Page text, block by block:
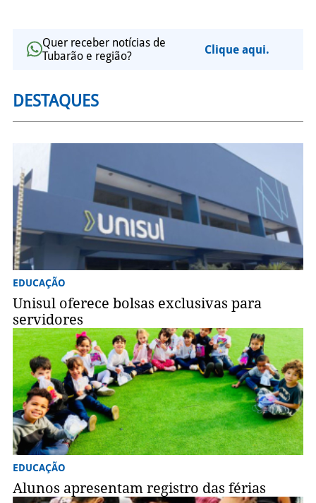
Quer receber notícias de
Tubarão e região?
Clique aqui.
DESTAQUES
EDUCAÇÃO
Unisul oferece bolsas exclusivas para
servidores
EDUCAÇÃO
Alunos apresentam registro das férias